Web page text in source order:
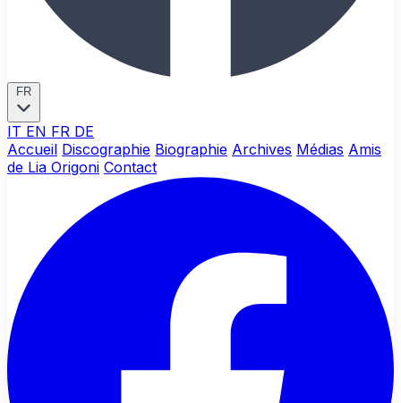
FR
IT EN FR DE
Accueil Discographie Biographie Archives Médias Amis
de Lia Origoni Contact